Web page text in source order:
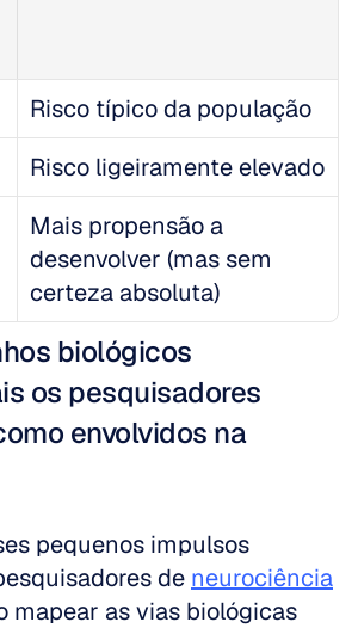
Risco típico da população
Risco ligeiramente elevado
Mais propensão a
desenvolver (mas sem
certeza absoluta)
biológicos
os pesquisadores
envolvidos na
pequenos impulsos
de neurociência
mapear as vias biológicas